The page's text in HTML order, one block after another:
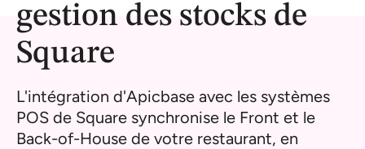
gestion des stocks de
Square
L'intégration d'Apicbase avec les systèmes
POS de Square synchronise le Front et le
Back-of-House de votre restaurant, en